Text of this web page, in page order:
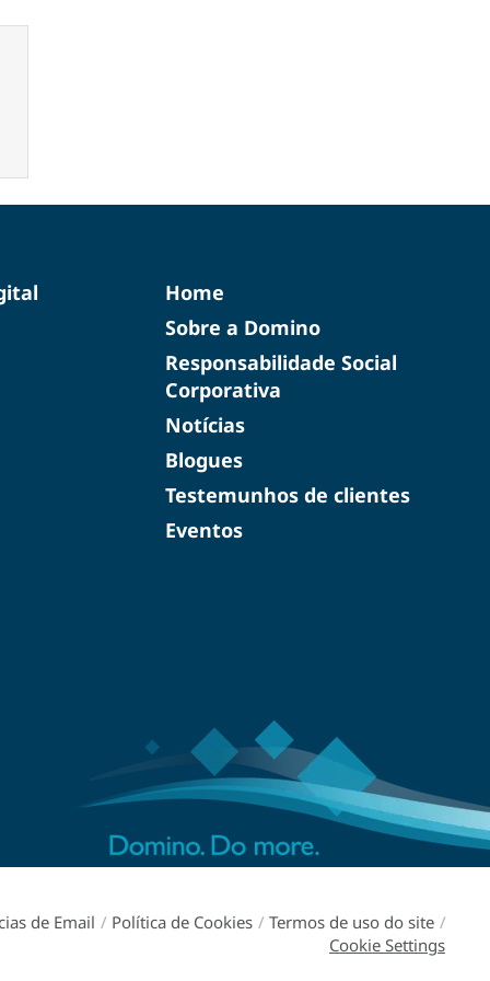
Home
Sobre a Domino
Responsabilidade Social
Corporativa
Notícias
Blogues
Testemunhos de clientes
Eventos
de Email / Política de Cookies / Termos de uso do site /
Cookie Settings